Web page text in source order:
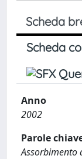
Scheda
Scheda
Anno
2002
Parole
Assorbimento